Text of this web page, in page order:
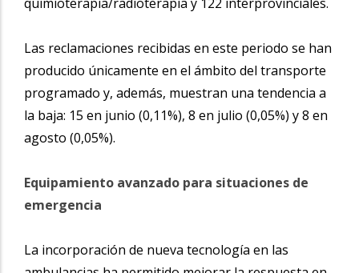
Las reclamaciones recibidas en este periodo se han
producido únicamente en el ámbito del transporte
programado y, además, muestran una tendencia a
la baja: 15 en junio (0,11%), 8 en julio (0,05%) y 8 en
agosto (0,05%).
Equipamiento avanzado para situaciones de
emergencia
La incorporación de nueva tecnología en las